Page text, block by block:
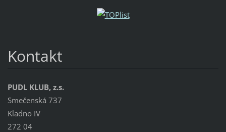
Kontakt
PUDL KLUB, z.s.
Smečenská 737
Kladno IV
272 04